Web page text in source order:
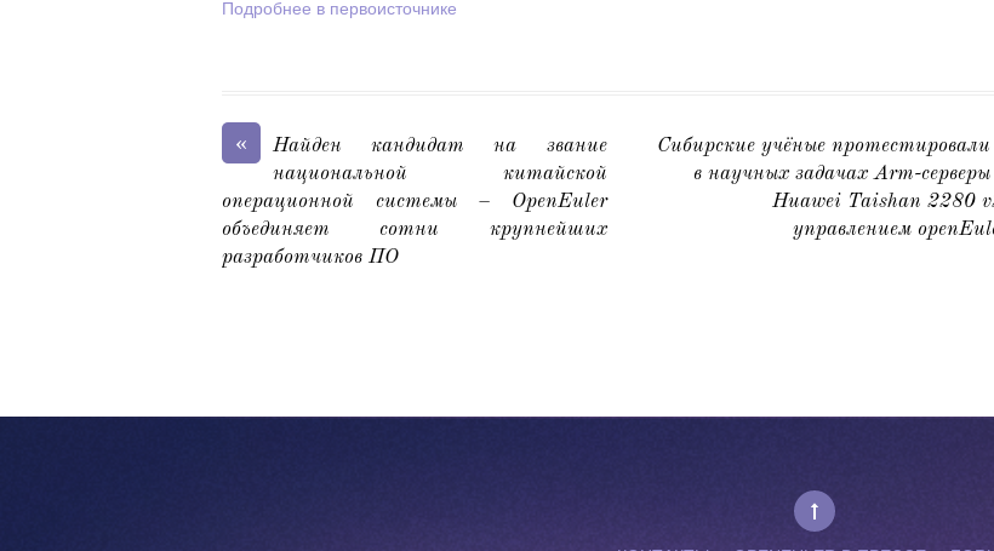
Подробнее в первоисточнике
«
Найден кандидат на звание
национальной китайской
операционной системы – OpenEuler
объединяет сотни крупнейших
разработчиков ПО
Сибирские учёные протестировали
в научных задачах Arm-серверы
Huawei Taishan 2280
управлением